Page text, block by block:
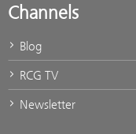
Channels
Blog
RCG TV
Newsletter